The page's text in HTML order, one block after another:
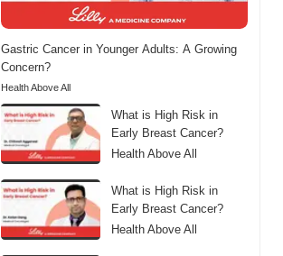
Gastric Cancer in Younger Adults: A Growing
Concern?
Health Above All
What is High Risk in
Early Breast Cancer?
Health Above All
What is High Risk in
Early Breast Cancer?
Health Above All